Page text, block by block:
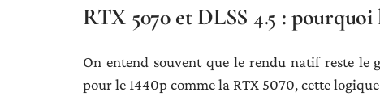
RTX 5070 et DLSS 4.5 :
On entend souvent que le rendu natif reste le
pour le 1440p comme la RTX 5070, cette